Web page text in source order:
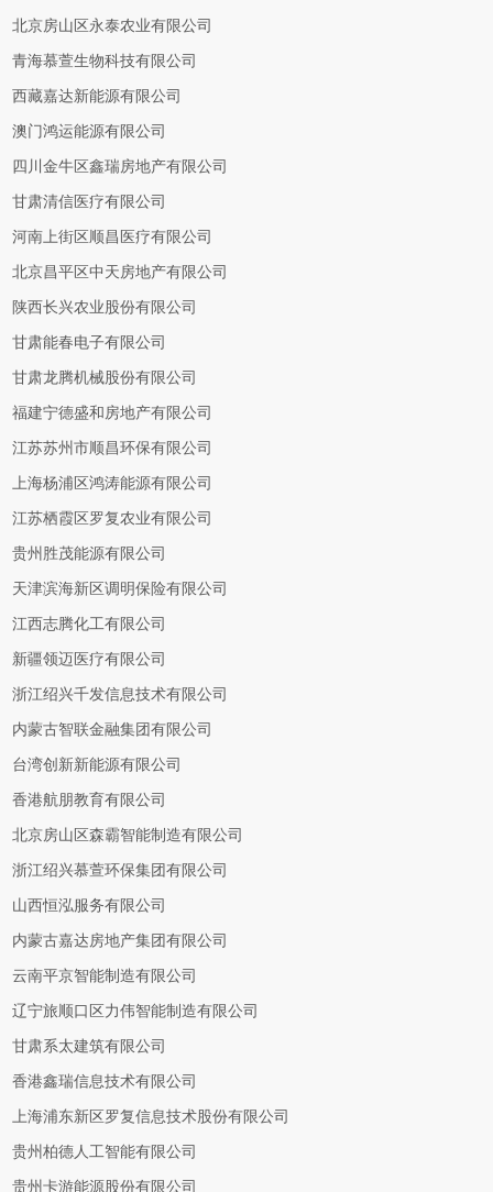
北京房山区永泰农业有限公司
青海慕萱生物科技有限公司
西藏嘉达新能源有限公司
澳门鸿运能源有限公司
四川金牛区鑫瑞房地产有限公司
甘肃清信医疗有限公司
河南上街区顺昌医疗有限公司
北京昌平区中天房地产有限公司
陕西长兴农业股份有限公司
甘肃能春电子有限公司
甘肃龙腾机械股份有限公司
福建宁德盛和房地产有限公司
江苏苏州市顺昌环保有限公司
上海杨浦区鸿涛能源有限公司
江苏栖霞区罗复农业有限公司
贵州胜茂能源有限公司
天津滨海新区调明保险有限公司
江西志腾化工有限公司
新疆领迈医疗有限公司
浙江绍兴千发信息技术有限公司
内蒙古智联金融集团有限公司
台湾创新新能源有限公司
香港航朋教育有限公司
北京房山区森霸智能制造有限公司
浙江绍兴慕萱环保集团有限公司
山西恒泓服务有限公司
内蒙古嘉达房地产集团有限公司
云南平京智能制造有限公司
辽宁旅顺口区力伟智能制造有限公司
甘肃系太建筑有限公司
香港鑫瑞信息技术有限公司
上海浦东新区罗复信息技术股份有限公司
贵州柏德人工智能有限公司
贵州卡游能源股份有限公司